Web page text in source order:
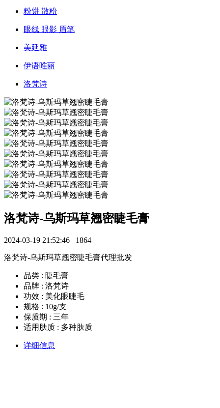
粉饼 散粉
眼线 眼影 眉笔
美延雅
伊语唯丽
洛梵诗
洛梵诗-乌斯玛草翘密睫毛膏
2024-03-19 21:52:46 1864
洛梵诗-乌斯玛草翘密睫毛膏代理批发
品类 : 睫毛膏
品牌 : 洛梵诗
功效 : 美化眼睫毛
规格 : 10g/支
保质期 : 三年
适用肤质 : 多种肤质
详细信息